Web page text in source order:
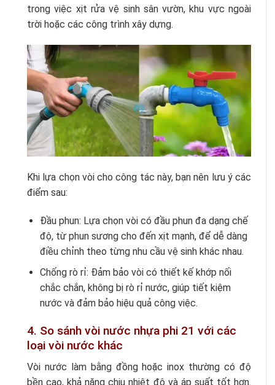
trong việc xịt rửa vệ sinh sân vườn, khu vực ngoài
trời hoặc các công trình xây dựng.
Khi lựa chọn vòi cho công tác này, bạn nên lưu ý các
điểm sau:
Đầu phun: Lựa chọn vòi có đầu phun đa dạng chế
độ, từ phun sương cho đến xịt mạnh, để dễ dàng
điều chỉnh theo từng nhu cầu vệ sinh khác nhau.
Chống rò rỉ: Đảm bảo vòi có thiết kế khớp nối
chắc chắn, không bị rò rỉ nước, giúp tiết kiệm
nước và đảm bảo hiệu quả công việc.
4. So sánh vòi nước nhựa phi 21 với các
loại vòi nước khác
Vòi nước làm bằng đồng hoặc inox thường có độ
bền cao, khả năng chịu nhiệt độ và áp suất tốt hơn.